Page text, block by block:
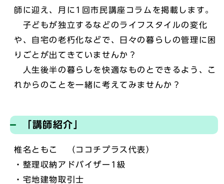
師に迎え、月に1回市民講座コラムを掲載します。
子どもが独⽴するなどのライフスタイルの変化
や、自宅の老朽化などで、日々の暮らしの管理に困
りごとが出てきていませんか？
人生後半の暮らしを快適なものとできるよう、こ
れからのことを一緒に考えてみませんか？
「講師紹介」
椎名ともこ （ココチプラス代表）
・整理収納アドバイザー1級
・宅地建物取引⼠